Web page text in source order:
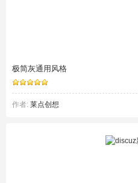
极简灰通用风格
作者: 莱点创想